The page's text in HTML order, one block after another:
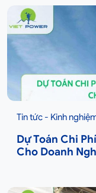
Tin tức - Kinh
Dự Toán Chi
Cho Doanh